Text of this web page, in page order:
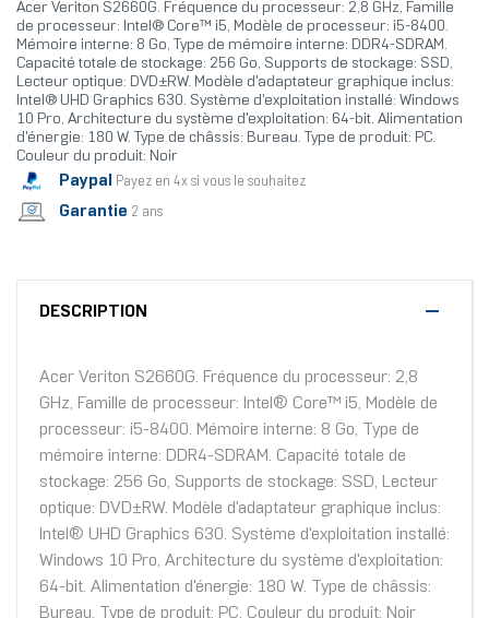
Acer Veriton S2660G. Fréquence du processeur: 2,8 GHz, Famille
de processeur: Intel® Core™ i5, Modèle de processeur: i5-8400.
Mémoire interne: 8 Go, Type de mémoire interne: DDR4-SDRAM.
Capacité totale de stockage: 256 Go, Supports de stockage: SSD,
Lecteur optique: DVD±RW. Modèle d'adaptateur graphique inclus:
Intel® UHD Graphics 630. Système d'exploitation installé: Windows
10 Pro, Architecture du système d'exploitation: 64-bit. Alimentation
d'énergie: 180 W. Type de châssis: Bureau. Type de produit: PC.
Couleur du produit: Noir
Paypal Payez en 4x si vous le souhaitez
Garantie 2 ans
DESCRIPTION
Acer Veriton S2660G. Fréquence du processeur: 2,8
GHz, Famille de processeur: Intel® Core™ i5, Modèle de
processeur: i5-8400. Mémoire interne: 8 Go, Type de
mémoire interne: DDR4-SDRAM. Capacité totale de
stockage: 256 Go, Supports de stockage: SSD, Lecteur
optique: DVD±RW. Modèle d'adaptateur graphique inclus:
Intel® UHD Graphics 630. Système d'exploitation installé:
Windows 10 Pro, Architecture du système d'exploitation:
64-bit. Alimentation d'énergie: 180 W. Type de châssis:
Bureau. Type de produit: PC. Couleur du produit: Noir